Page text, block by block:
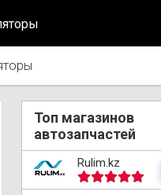
Топ магазинов
автозапчастей
Rulim.kz